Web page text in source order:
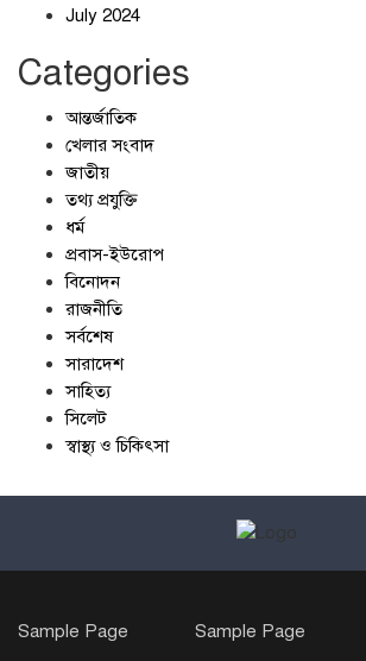
July 2024
Categories
আন্তর্জাতিক
খেলার সংবাদ
জাতীয়
তথ্য প্রযুক্তি
ধর্ম
প্রবাস-ইউরোপ
বিনোদন
রাজনীতি
সর্বশেষ
সারাদেশ
সাহিত্য
সিলেট
স্বাস্থ্য ও চিকিৎসা
Sample Page Sample Page